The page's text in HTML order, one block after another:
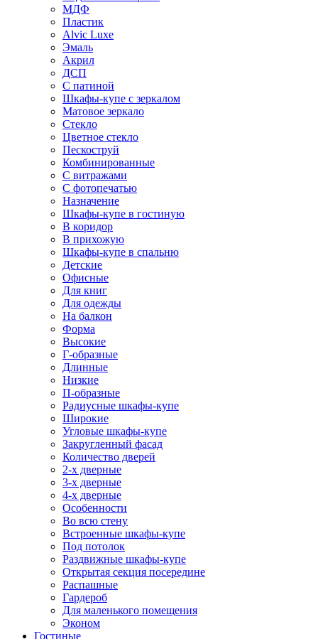
МДФ
Пластик
Alvic Luxe
Эмаль
Акрил
ДСП
С патиной
Шкафы-купе с зеркалом
Матовое зеркало
Стекло
Цветное стекло
Пескоструй
Комбинированные
С витражами
С фотопечатью
Назначение
Шкафы-купе в гостиную
В коридор
В прихожую
Шкафы-купе в спальню
Детские
Офисные
Для книг
Для одежды
На балкон
Форма
Высокие
Г-образные
Длинные
Низкие
П-образные
Радиусные шкафы-купе
Широкие
Угловые шкафы-купе
Закругленный фасад
Количество дверей
2-х дверные
3-х дверные
4-х дверные
Особенности
Во всю стену
Встроенные шкафы-купе
Под потолок
Раздвижные шкафы-купе
Открытая секция посередине
Распашные
Гардероб
Для маленького помещения
Эконом
Гостиные